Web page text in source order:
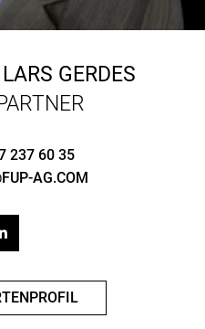
LARS GERDES
237 60 35
AG.COM